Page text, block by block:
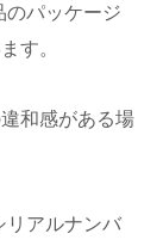
のパッケージ
す。
和感がある場
リアルナンバ